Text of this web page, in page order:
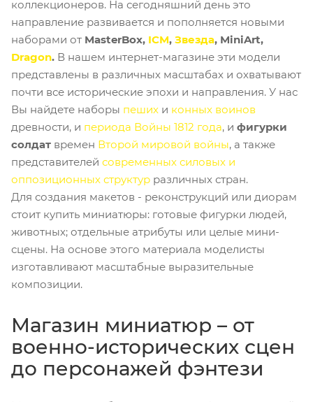
коллекционеров. На сегодняшний день это
направление развивается и пополняется новыми
наборами от MasterBox, ICM, Звезда, MiniArt,
Dragon. В нашем интернет-магазине эти модели
представлены в различных масштабах и охватывают
почти все исторические эпохи и направления. У нас
Вы найдете наборы пеших и конных воинов
древности, и периода Войны 1812 года, и фигурки
солдат времен Второй мировой войны, а также
представителей современных силовых и
оппозиционных структур различных стран.
Для создания макетов - реконструкций или диорам
стоит купить миниатюры: готовые фигурки людей,
животных; отдельные атрибуты или целые мини-
сцены. На основе этого материала моделисты
изготавливают масштабные выразительные
композиции.
Магазин миниатюр – от
военно-исторических сцен
до персонажей фэнтези